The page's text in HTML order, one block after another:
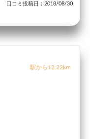
口コミ投稿日：2018/08/30
駅から12.22km